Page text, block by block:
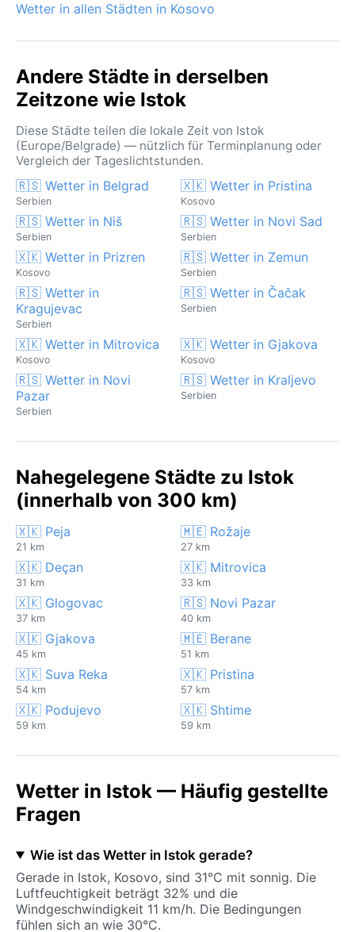
Wetter in allen Städten in Kosovo
Andere Städte in derselben
Zeitzone wie Istok
Diese Städte teilen die lokale Zeit von Istok
(Europe/Belgrade) — nützlich für Terminplanung oder
Vergleich der Tageslichtstunden.
🇷🇸 Wetter in Belgrad
Serbien
🇽🇰 Wetter in Pristina
Kosovo
🇷🇸 Wetter in Niš
Serbien
🇷🇸 Wetter in Novi Sad
Serbien
🇽🇰 Wetter in Prizren
Kosovo
🇷🇸 Wetter in Zemun
Serbien
🇷🇸 Wetter in
Kragujevac
Serbien
🇷🇸 Wetter in Čačak
Serbien
🇽🇰 Wetter in Mitrovica
Kosovo
🇽🇰 Wetter in Gjakova
Kosovo
🇷🇸 Wetter in Novi
Pazar
Serbien
🇷🇸 Wetter in Kraljevo
Serbien
Nahegelegene Städte zu Istok
(innerhalb von 300 km)
🇽🇰 Peja
21 km
🇲🇪 Rožaje
27 km
🇽🇰 Deçan
31 km
🇽🇰 Mitrovica
33 km
🇽🇰 Glogovac
37 km
🇷🇸 Novi Pazar
40 km
🇽🇰 Gjakova
45 km
🇲🇪 Berane
51 km
🇽🇰 Suva Reka
54 km
🇽🇰 Pristina
57 km
🇽🇰 Podujevo
59 km
🇽🇰 Shtime
59 km
Wetter in Istok — Häufig gestellte
Fragen
Wie ist das Wetter in Istok gerade?
Gerade in Istok, Kosovo, sind 31°C mit sonnig. Die
Luftfeuchtigkeit beträgt 32% und die
Windgeschwindigkeit 11 km/h. Die Bedingungen
fühlen sich an wie 30°C.